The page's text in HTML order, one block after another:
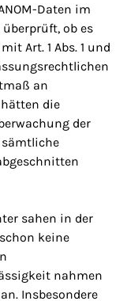
Daten im
ob es
Art. 1 Abs. 1 und
an
die
der
sämtliche
sahen in der
keine
nahmen
Insbesondere